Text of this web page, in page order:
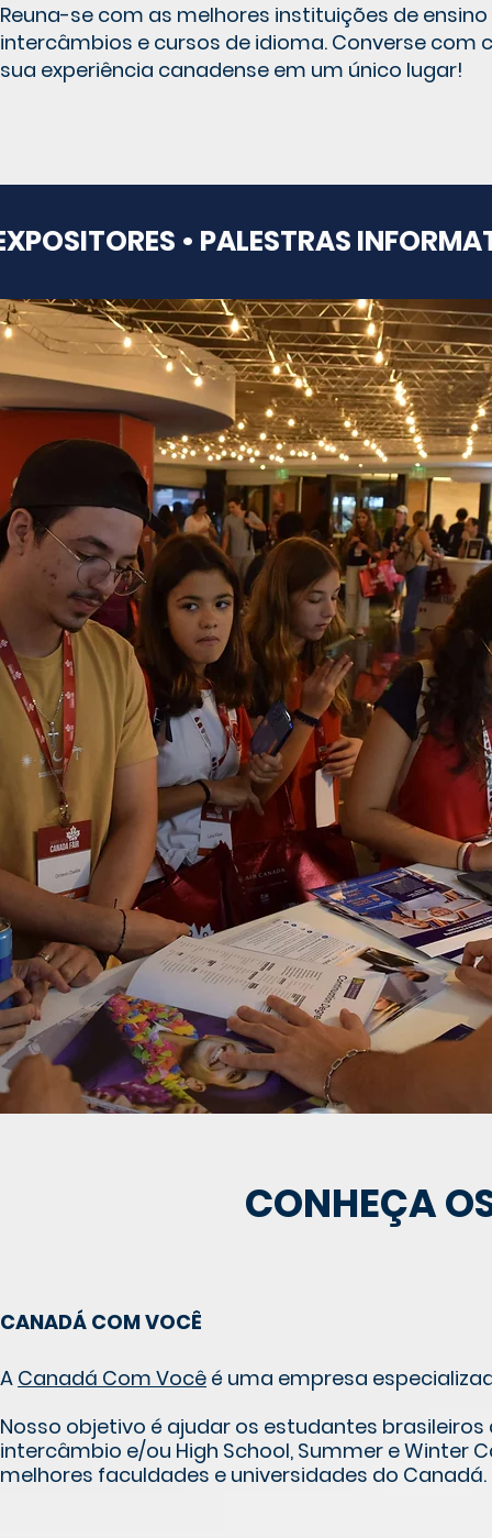
Reuna-se com as melhores instituições de
intercâmbios e cursos de idioma. Converse
sua experiência canadense em um único lugar!
• PALESTRAS
CONHEÇA
CANADÁ COM VOCÊ
A Canadá Com Você é uma empresa
Nosso objetivo é ajudar os estudantes
intercâmbio e/ou High School, Summer e
melhores faculdades e universidades do Canadá.